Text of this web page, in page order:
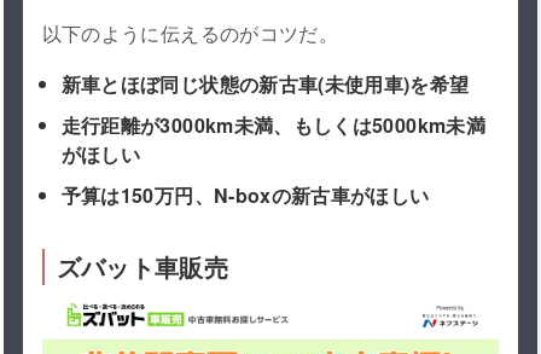
以下のように伝えるのがコツだ。
新車とほぼ同じ状態の新古車(未使用車)を希望
走行距離が3000km未満、もしくは5000km未満
がほしい
予算は150万円、N-boxの新古車がほしい
ズバット車販売